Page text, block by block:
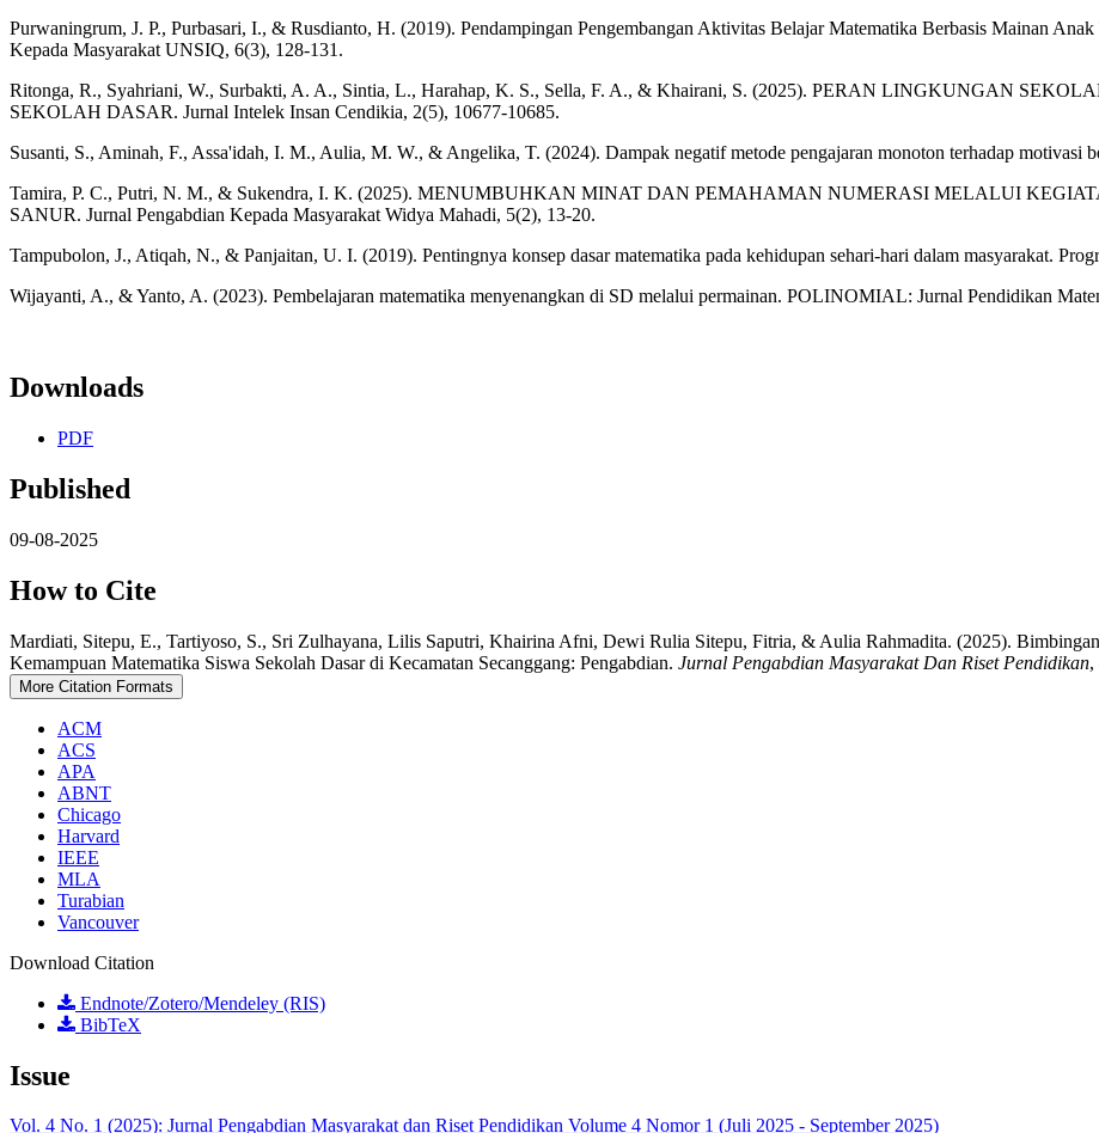
Purwaningrum, J. P., Purbasari, I., & Rusdianto, H. (2019). Pendampingan Pengembangan Aktivitas Belajar Matematika Berbasis Mainan
Kepada Masyarakat UNSIQ, 6(3), 128-131.
Ritonga, R., Syahriani, W., Surbakti, A. A., Sintia, L., Harahap, K. S., Sella, F. A., & Khairani, S. (2025). PERAN LINGKUNGAN
SEKOLAH DASAR. Jurnal Intelek Insan Cendikia, 2(5), 10677-10685.
Susanti, S., Aminah, F., Assa'idah, I. M., Aulia, M. W., & Angelika, T. (2024). Dampak negatif metode pengajaran monoton terhadap motivasi
Tamira, P. C., Putri, N. M., & Sukendra, I. K. (2025). MENUMBUHKAN MINAT DAN PEMAHAMAN NUMERASI MELALUI
SANUR. Jurnal Pengabdian Kepada Masyarakat Widya Mahadi, 5(2), 13-20.
Tampubolon, J., Atiqah, N., & Panjaitan, U. I. (2019). Pentingnya konsep dasar matematika pada kehidupan sehari-hari dalam masyarakat.
Wijayanti, A., & Yanto, A. (2023). Pembelajaran matematika menyenangkan di SD melalui permainan. POLINOMIAL: Jurnal Pendidikan
Downloads
PDF
Published
09-08-2025
How to Cite
Mardiati, Sitepu, E., Tartiyoso, S., Sri Zulhayana, Lilis Saputri, Khairina Afni, Dewi Rulia Sitepu, Fitria, & Aulia Rahmadita. (2025).
Kemampuan Matematika Siswa Sekolah Dasar di Kecamatan Secanggang: Pengabdian. Jurnal Pengabdian Masyarakat Dan Riset Pendidikan,
More Citation Formats
ACM
ACS
APA
ABNT
Chicago
Harvard
IEEE
MLA
Turabian
Vancouver
Download Citation
Endnote/Zotero/Mendeley (RIS)
BibTeX
Issue
Vol. 4 No. 1 (2025): Jurnal Pengabdian Masyarakat dan Riset Pendidikan Volume 4 Nomor 1 (Juli 2025 - September 2025)